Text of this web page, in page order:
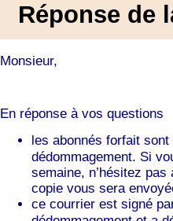
Réponse de
Monsieur,
En réponse à vos
les abonnés forfait
dédommagement. Si
semaine, n’hésitez
copie vous sera
ce courrier est signé